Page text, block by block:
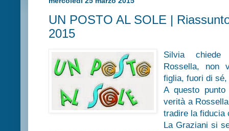
UN POSTO AL SOLE |
2015
Silvia chiede
Rossella, non
figlia, fuori di
A questo
verità a
tradire la fiducia
La Graziani si